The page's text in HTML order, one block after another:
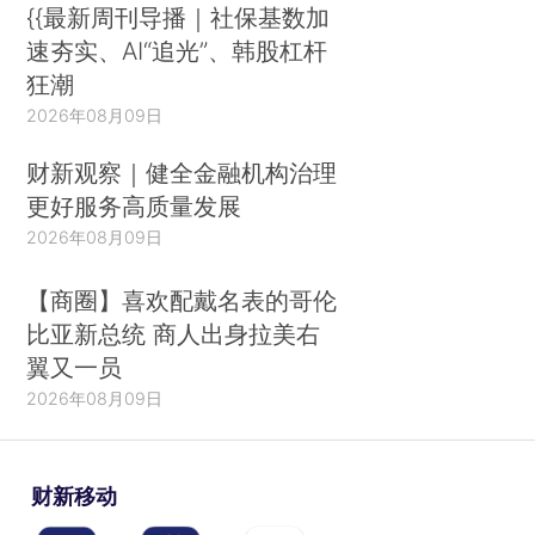
{{最新周刊导播｜社保基数加
速夯实、AI“追光”、韩股杠杆
狂潮
2026年08月09日
财新观察｜健全金融机构治理
更好服务高质量发展
2026年08月09日
【商圈】喜欢配戴名表的哥伦
比亚新总统 商人出身拉美右
翼又一员
2026年08月09日
财新移动